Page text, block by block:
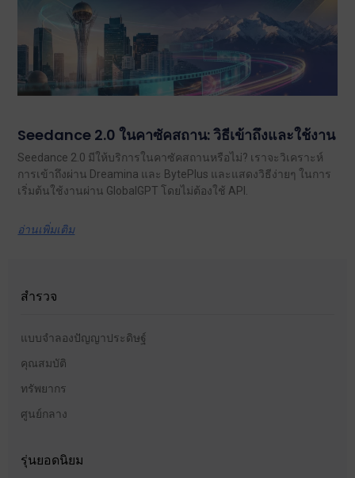
Seedance 2.0 ในคาซัคสถาน: วิธีเข้าถึงและใช้งาน
Seedance 2.0 มีให้บริการในคาซัคสถานหรือไม่? เราจะวิเคราะห์
การเข้าถึงผ่าน Dreamina และ BytePlus และแสดงวิธีง่ายๆ ในการ
เริ่มต้นใช้งานผ่าน GlobalGPT โดยไม่ต้องใช้ API.
อ่านเพิ่มเติม
สำรวจ
แบบจำลองปัญญาประดิษฐ์
คุณสมบัติ
ทรัพยากร
ศูนย์กลาง
รุ่นยอดนิยม